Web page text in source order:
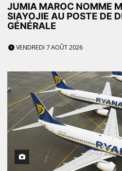
JUMIA MAROC NOMME
SIAYOJIE AU POSTE DE
GÉNÉRALE
VENDREDI 7 AOÛT 2026